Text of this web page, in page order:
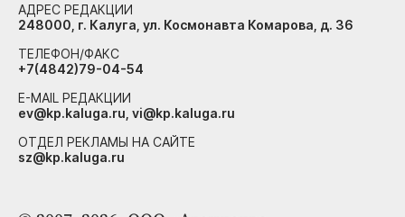
АДРЕС РЕДАКЦИИ
248000, г. Калуга, ул. Космонавта Комарова, д. 36
ТЕЛЕФОН/ФАКС
+7(4842)79-04-54
E-MAIL РЕДАКЦИИ
ev@kp.kaluga.ru, vi@kp.kaluga.ru
ОТДЕЛ РЕКЛАМЫ НА САЙТЕ
sz@kp.kaluga.ru